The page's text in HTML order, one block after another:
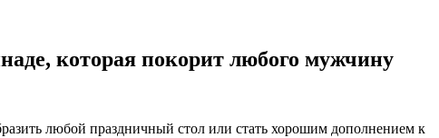
которая покорит любого мужчину
любой праздничный стол или стать хорошим дополнением к